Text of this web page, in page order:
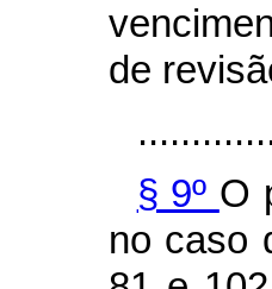
de
§ 9º O
no caso